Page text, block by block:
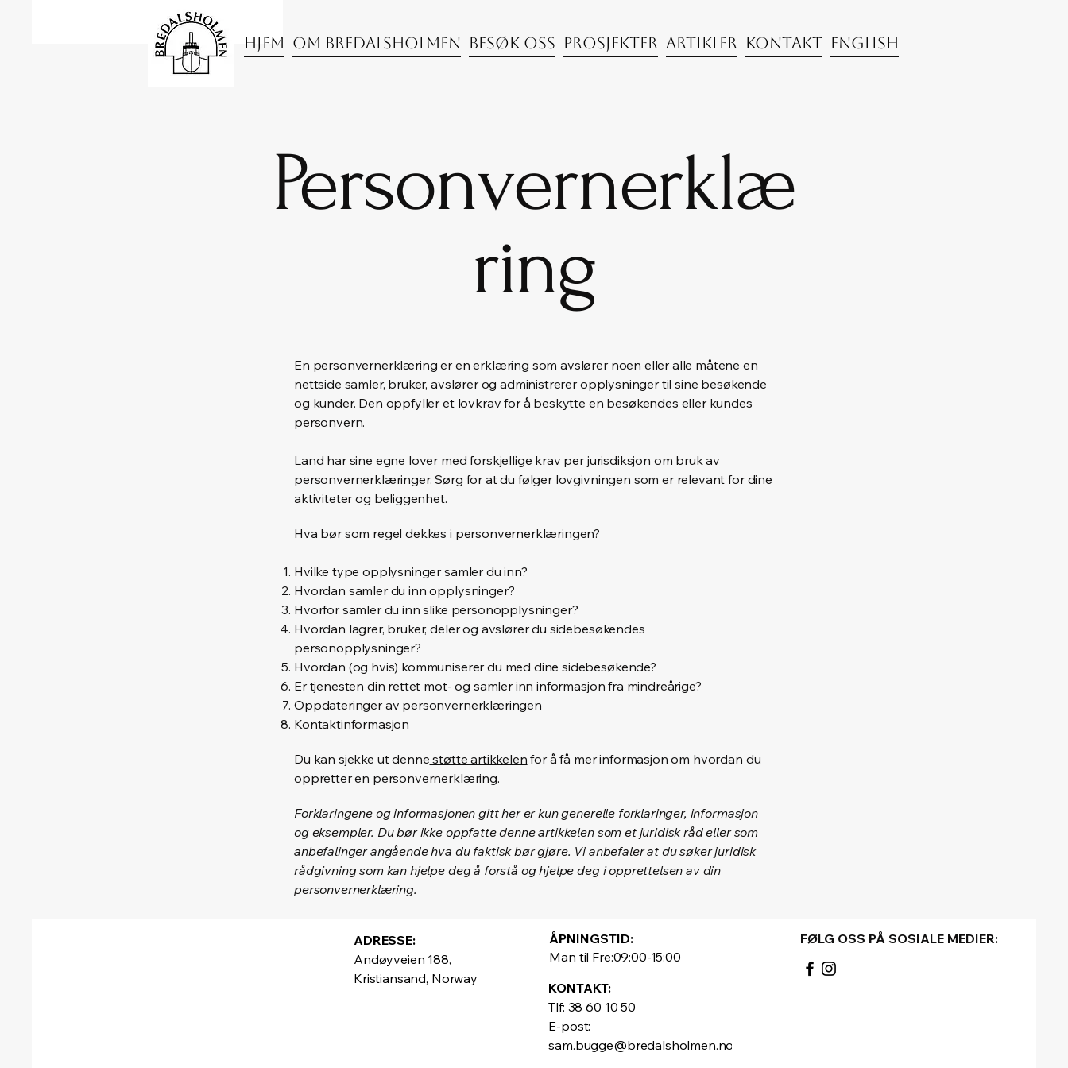
Hjem Om Bredalsholmen Besøk oss Prosjekter Artikler Kontakt English
Personvernerklæ
ring
En personvernerklæring er en erklæring som avslører noen eller alle måtene en
nettside samler, bruker, avslører og administrerer opplysninger til sine besøkende
og kunder. Den oppfyller et lovkrav for å beskytte en besøkendes eller kundes
personvern.
Land har sine egne lover med forskjellige krav per jurisdiksjon om bruk av
personvernerklæringer. Sørg for at du følger lovgivningen som er relevant for dine
aktiviteter og beliggenhet.
Hva bør som regel dekkes i personvernerklæringen?
Hvilke type opplysninger samler du inn?
Hvordan samler du inn opplysninger?
Hvorfor samler du inn slike personopplysninger?
Hvordan lagrer, bruker, deler og avslører du sidebesøkendes
personopplysninger?
Hvordan (og hvis) kommuniserer du med dine sidebesøkende?
Er tjenesten din rettet mot- og samler inn informasjon fra mindreårige?
Oppdateringer av personvernerklæringen
Kontaktinformasjon
Du kan sjekke ut denne støtte artikkelen for å få mer informasjon om hvordan du
oppretter en personvernerklæring.
Forklaringene og informasjonen gitt her er kun generelle forklaringer, informasjon
og eksempler. Du bør ikke oppfatte denne artikkelen som et juridisk råd eller som
anbefalinger angående hva du faktisk bør gjøre. Vi anbefaler at du søker juridisk
rådgivning som kan hjelpe deg å forstå og hjelpe deg i opprettelsen av din
personvernerklæring.
ADRESSE:
Andøyveien 188,
Kristiansand, Norway
ÅPNINGSTID:
Man til Fre:09:00-15:00
KONTAKT:
Tlf: 38 60 10 50
E-post:
sam.bugge@bredalsholmen.no
FØLG OSS PÅ SOSIALE MEDIER: